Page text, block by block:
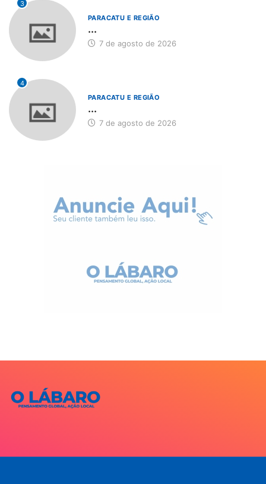
3
PARACATU E REGIÃO
...
7 de agosto de 2026
4
PARACATU E REGIÃO
...
7 de agosto de 2026